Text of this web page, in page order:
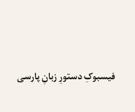
فیسبوکِ دستورِ زبانِ پارسی